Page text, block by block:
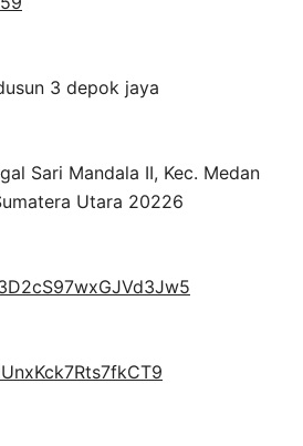
3 depok jaya
Sari Mandala II, Kec. Medan
Utara 20226